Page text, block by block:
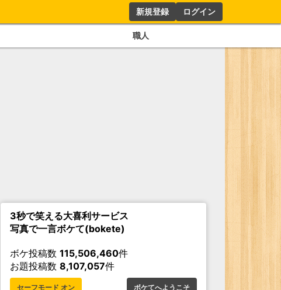
新規登録 ログイン
職人
3秒で笑える大喜利サービス
写真で一言ボケて(bokete)
ボケ投稿数 115,506,460件
お題投稿数 8,107,057件
セーフモード オン ボケてへようこそ